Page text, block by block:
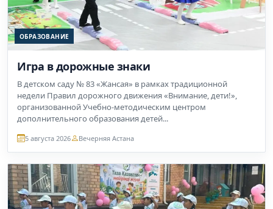
ОБРАЗОВАНИЕ
Игра в дорожные знаки
В детском саду № 83 «Жансая» в рамках традиционной
недели Правил дорожного движения «Внимание, дети!»,
организованной Учебно-методическим центром
дополнительного образования детей...
5 августа 2026 Вечерняя Астана